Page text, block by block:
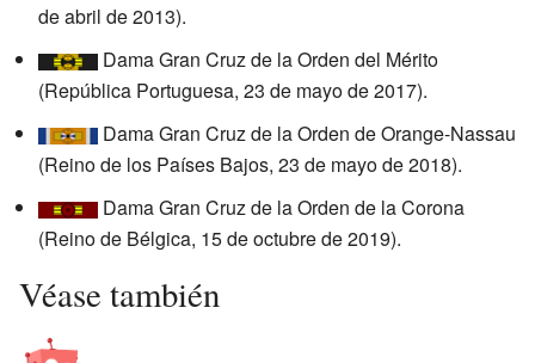
de abril de 2013).
Dama Gran Cruz de la Orden del Mérito
(República Portuguesa, 23 de mayo de 2017).
Dama Gran Cruz de la Orden de Orange-Nassau
(Reino de los Países Bajos, 23 de mayo de 2018).
Dama Gran Cruz de la Orden de la Corona
(Reino de Bélgica, 15 de octubre de 2019).
Véase también